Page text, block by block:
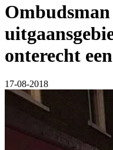
onterecht
17-08-2018